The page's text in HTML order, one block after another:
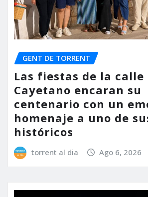
GENT DE TORRENT
Las fiestas de la calle
Cayetano encaran su
centenario con un
homenaje a uno de
históricos
torrent al dia Ago 6, 2026